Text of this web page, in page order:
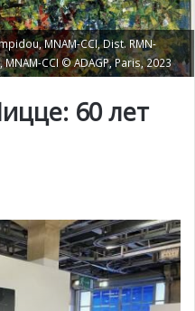
MNAM-CCI, Dist. RMN-
CCI © ADAGP, Paris, 2023
: 60лет